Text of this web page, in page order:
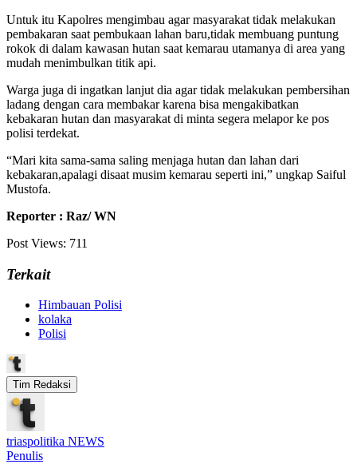
Untuk itu Kapolres mengimbau agar masyarakat tidak melakukan
pembakaran saat pembukaan lahan baru,tidak membuang puntung
rokok di dalam kawasan hutan saat kemarau utamanya di area yang
mudah menimbulkan titik api.
Warga juga di ingatkan lanjut dia agar tidak melakukan pembersihan
ladang dengan cara membakar karena bisa mengakibatkan
kebakaran hutan dan masyarakat di minta segera melapor ke pos
polisi terdekat.
“Mari kita sama-sama saling menjaga hutan dan lahan dari
kebakaran,apalagi disaat musim kemarau seperti ini,” ungkap Saiful
Mustofa.
Reporter : Raz/ WN
Post Views: 711
Terkait
Himbauan Polisi
kolaka
Polisi
Tim Redaksi
triaspolitika NEWS
Penulis